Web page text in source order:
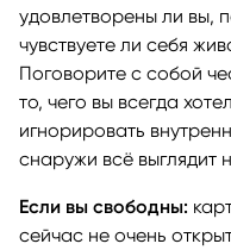
удовлетворены ли вы,
чувствуете ли себя
Поговорите с собой
то, чего вы всегда
игнорировать
снаружи всё выглядит
Если вы свободны:
сейчас не очень